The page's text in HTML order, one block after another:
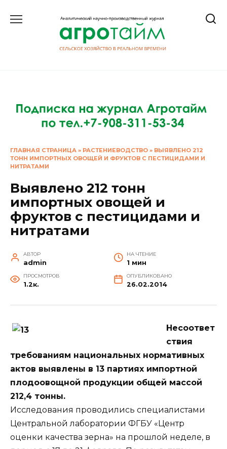
ГЛАВНАЯ СТРАНИЦА » РАСТЕНИЕВОДСТВО » ВЫЯВЛЕНО 212
ТОНН ИМПОРТНЫХ ОВОЩЕЙ И ФРУКТОВ С ПЕСТИЦИДАМИ И
НИТРАТАМИ
Выявлено 212 тонн
импортных овощей и
фруктов с пестицидами и
нитратами
АВТОР
admin
НА ЧТЕНИЕ
1 мин
ПРОСМОТРОВ
1.2к.
ОПУБЛИКОВАНО
26.02.2014
Несоответ
ствия
требованиям национальных нормативных
актов выявлены в 13 партиях импортной
плодоовощной продукции общей массой
212,4 тонны.
Исследования проводились специалистами
Центральной лаборатории ФГБУ «Центр
оценки качества зерна» на прошлой неделе, в